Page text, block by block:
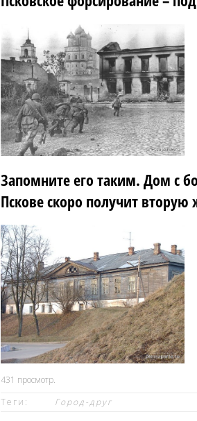
Запомните его таким. Дом с
Пскове скоро получит вторую
431 просмотр.
Теги:
Город-друг